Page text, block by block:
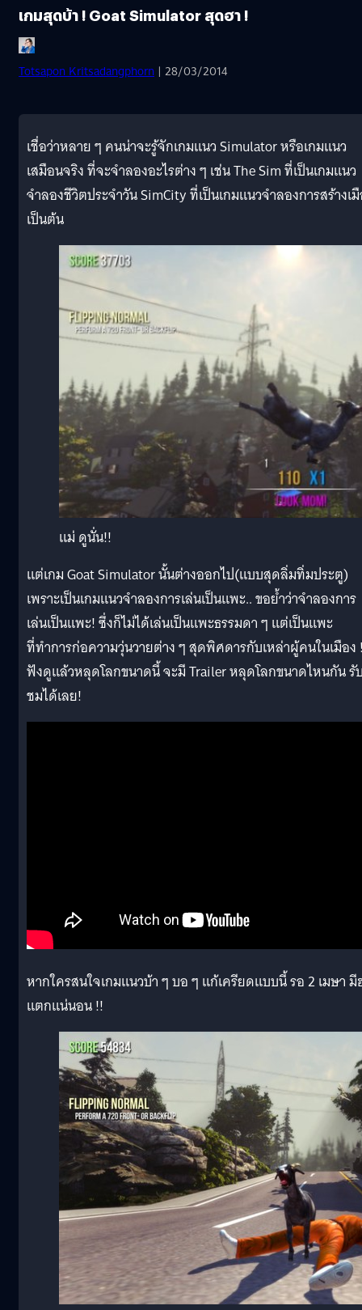
เกมสุดบ้า ! Goat Simulator สุดฮา !
Totsapon Kritsadangphorn | 28/03/2014
เชื่อว่าหลาย ๆ คนน่าจะรู้จักเกมแนว Simulator หรือเกมแนว
เสมือนจริง ที่จะจำลองอะไรต่าง ๆ เช่น The Sim ที่เป็นเกมแนว
จำลองชีวิตประจำวัน SimCity ที่เป็นเกมแนวจำลองการสร้างเ
เป็นต้น
แม่ ดูนั่น!!
แต่เกม Goat Simulator นั้นต่างออกไป(แบบสุดลิ่มทิ่มประตู)
เพราะเป็นเกมแนวจำลองการเล่นเป็นแพะ.. ขอย้ำว่าจำลองการ
เล่นเป็นแพะ! ซึ่งก็ไม่ได้เล่นเป็นแพะธรรมดา ๆ แต่เป็นแพะ
ที่ทำการก่อความวุ่นวายต่าง ๆ สุดพิศดารกับเหล่าผู้คนในเมือง
ฟังดูแล้วหลุดโลกขนาดนี้ จะมี Trailer หลุดโลกขนาดไหนกัน รั
ชมได้เลย!
หากใครสนใจเกมแนวบ้า ๆ บอ ๆ แก้เครียดแบบนี้ รอ 2 เมษา มี
แตกแน่นอน !!